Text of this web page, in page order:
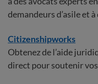
demandeurs d’asile et
Citizenshipworks
Obtenez de l’aide
direct pour soutenir